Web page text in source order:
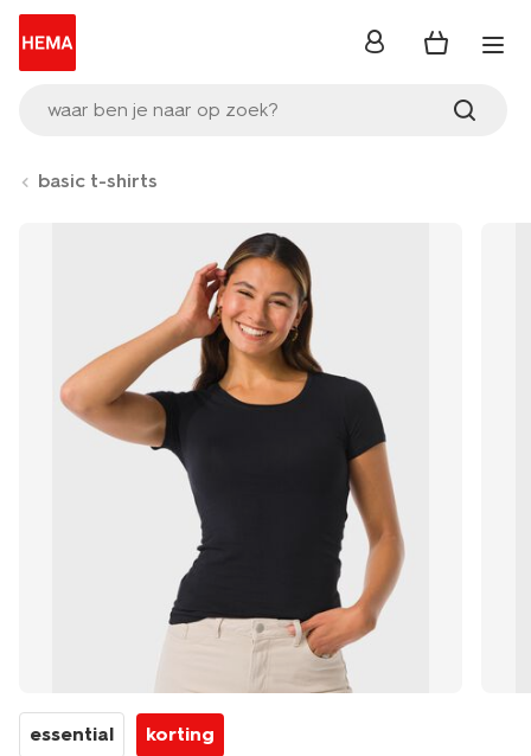
waar ben je naar op zoek?
inloggen
basic t-shirts
essential korting